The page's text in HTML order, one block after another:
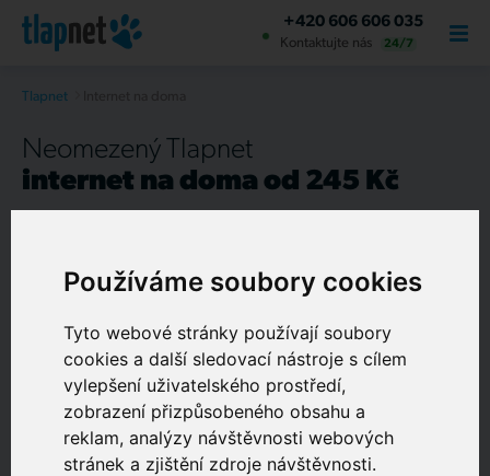
Používáme soubory cookies
Tyto webové stránky používají soubory
cookies a další sledovací nástroje s cílem
vylepšení uživatelského prostředí,
zobrazení přizpůsobeného obsahu a
reklam, analýzy návštěvnosti webových
stránek a zjištění zdroje návštěvnosti.
+420 606 606 035
Kontaktujte nás 24/7
O NÁS
Tlapnet
Neomezený Tlapnet
internet na doma od 245 Kč
nonstop podpora
Sjednání termínupřipojení do 3 dnů
Chytrá TV s archivem a zpětným sledováním na měsíc
zdarma
Rychlá instalace u vás doma